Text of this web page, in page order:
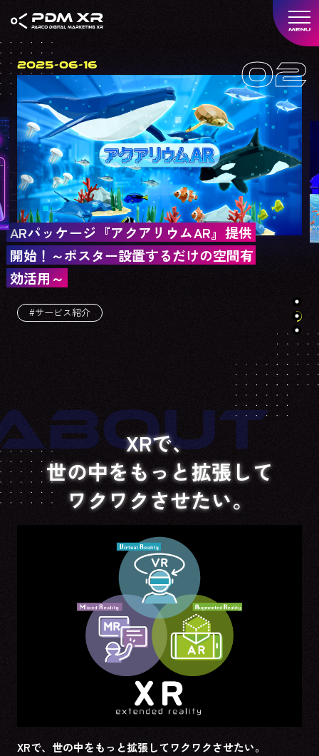
2025-06-16
ARパッケージ『アクアリウムAR』提供
開始！～ポスター設置するだけの空間有
効活用～
#サービス紹介
XRで、
世の中をもっと拡張して
ワクワクさせたい。
XRで、世の中をもっと拡張してワクワクさせたい。